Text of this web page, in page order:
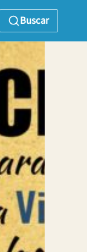
Buscar